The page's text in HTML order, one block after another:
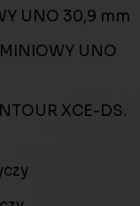
UNO 30,9 mm
UNO
XCE-DS.